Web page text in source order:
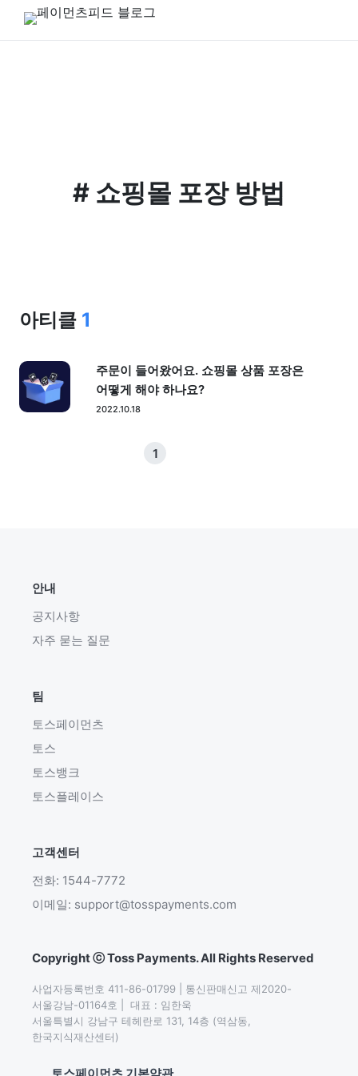
# 쇼핑몰 포장 방법
아티클 1
주문이 들어왔어요. 쇼핑몰 상품 포장은
어떻게 해야 하나요?
2022.10.18
1
안내
공지사항
자주 묻는 질문
팀
토스페이먼츠
토스
토스뱅크
토스플레이스
고객센터
전화: 1544-7772
이메일: support@tosspayments.com
Copyright ⓒ Toss Payments. All Rights Reserved
사업자등록번호 411-86-01799 | 통신판매신고 제2020-
서울강남-01164호 |  대표 : 임한욱
서울특별시 강남구 테헤란로 131, 14층 (역삼동,
한국지식재산센터)